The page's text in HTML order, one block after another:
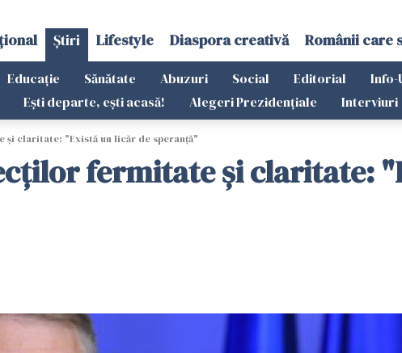
Știri Lifestyle Diaspora creativă Românii care
Educație Sănătate Abuzuri Social Editorial Info-
Ești departe, ești acasă! Alegeri Prezidențiale Interviuri
claritate: "Există un licăr de speranță"
fermitate și claritate: